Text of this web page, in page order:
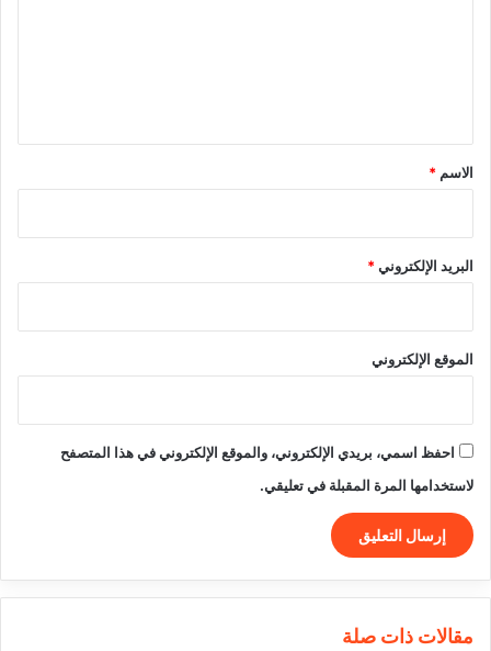
*
الاسم *
البريد الإلكتروني*
الموقع الإلكتروني
احفظ اسمي، بريدي الإلكتروني، والموقع الإلكتروني في هذا المتصفح
لاستخدامها المرة المقبلة في تعليقي.
مقالات ذات صلة